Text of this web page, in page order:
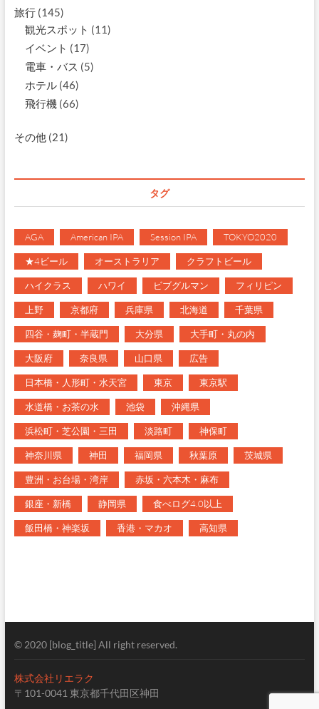
旅行(145)
観光スポット (11)
イベント (17)
電車・バス (5)
ホテル(46)
飛行機(66)
その他 (21)
タグ
AGA American IPA Session IPA TOKYO2020
★4ビール オーストラリア クラフトビール
ハイクラス ハワイ ビブグルマン フィリピン
上野 京都府 兵庫県 北海道 千葉県
四谷・麹町・半蔵門 大分県 大手町・丸の内
大阪府 奈良県 山口県 広告
日本橋・人形町・水天宮 東京 東京駅
水道橋・お茶の水 池袋 沖縄県
浜松町・芝公園・三田 淡路町 神保町
神奈川県 神田 福岡県 秋葉原 茨城県
豊洲・お台場・湾岸 赤坂・六本木・麻布
銀座・新橋 静岡県 食べログ4.0以上
飯田橋・神楽坂 香港・マカオ 高知県
© 2020 [blog_title] All right reserved.
株式会社リエラク
〒101-0041 東京都千代田区神田